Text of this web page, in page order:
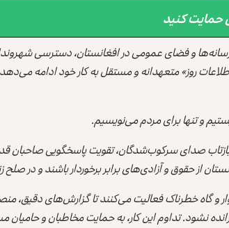
حمایت کنید
و فضای عمومی در افغانستان، دسترسی
روز» متعهدانه و مستقل به کار خود ادامه
و تنها برای مردم می‌نویسیم.
صدای سرکوب‌شدگان، تقویت پاسخگویی صاحبان
از حقوق و آزادی‌های برابر برخوردار باشند و در صلح
و گاه خطرناک فعالیت می‌کنند تا گزارش‌های دقیق،
نشود. تداوم این کار، به حمایت مخاطبان و